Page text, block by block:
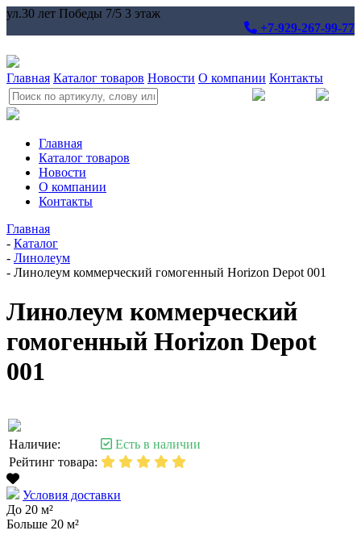
ул.30 лет Победы 7/5 3 этаж
+7-929-267-99-77
Главная Каталог товаров Новости О компании Контакты
Главная
Каталог товаров
Новости
О компании
Контакты
Главная
- Каталог
- Линолеум
- Линолеум коммерческий гомогенный Horizon Depot 001
Линолеум коммерческий
гомогенный Horizon Depot
001
Наличие:
Есть в наличии
Рейтинг товара:
Условия доставки
До 20 м²
Больше 20 м²